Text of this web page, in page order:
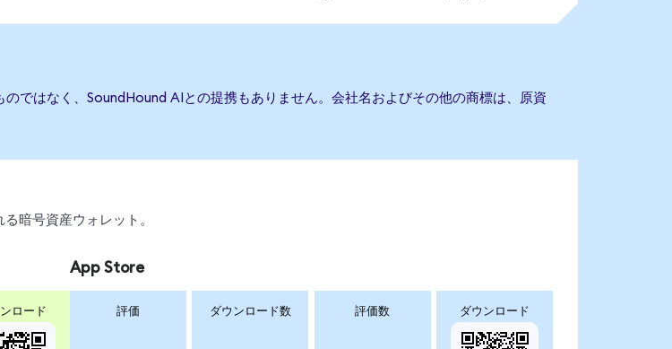
ではなく、SoundHound AIとの提携もありません。会社名およびその他の商標は、原資
暗号資産ウォレット。
ロード
App Store
評価 ダウンロード数 評価数 ダウンロード